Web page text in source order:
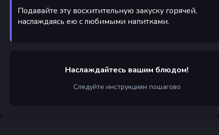
Подавайте эту восхитительную закуску горячей,
наслаждаясь ею с любимыми напитками.
Наслаждайтесь вашим блюдом!
Следуйте инструкциям пошагово